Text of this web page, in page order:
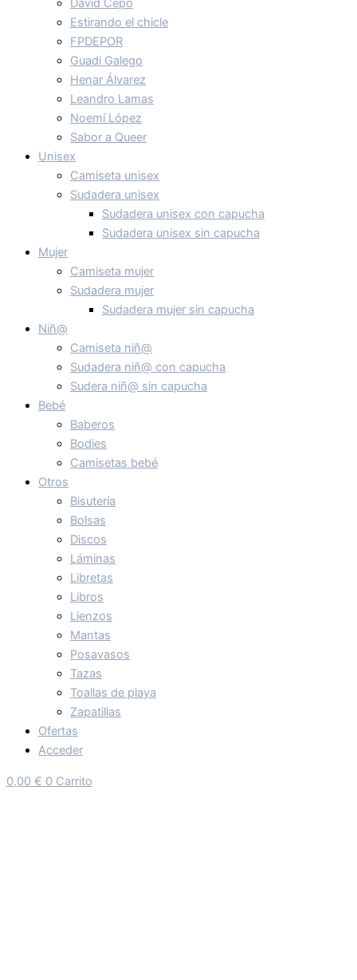
David Cepo
Estirando el chicle
FPDEPOR
Guadi Galego
Henar Álvarez
Leandro Lamas
Noemí López
Sabor a Queer
Unisex
Camiseta unisex
Sudadera unisex
Sudadera unisex con capucha
Sudadera unisex sin capucha
Mujer
Camiseta mujer
Sudadera mujer
Sudadera mujer sin capucha
Niñ@
Camiseta niñ@
Sudadera niñ@ con capucha
Sudera niñ@ sin capucha
Bebé
Baberos
Bodies
Camisetas bebé
Otros
Bisutería
Bolsas
Discos
Láminas
Libretas
Libros
Lienzos
Mantas
Posavasos
Tazas
Toallas de playa
Zapatillas
Ofertas
Acceder
0,00 € 0 Carrito